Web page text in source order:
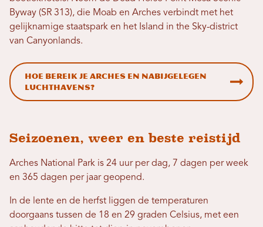
Byway (SR 313), die Moab en Arches verbindt met het
gelijknamige staatspark en het Island in the Sky-district
van Canyonlands.
Hoe bereik je Arches en nabijgelegen
luchthavens?
Seizoenen, weer en beste reistijd
Arches National Park is 24 uur per dag, 7 dagen per week
en 365 dagen per jaar geopend.
In de lente en de herfst liggen de temperaturen
doorgaans tussen de 18 en 29 graden Celsius, met een